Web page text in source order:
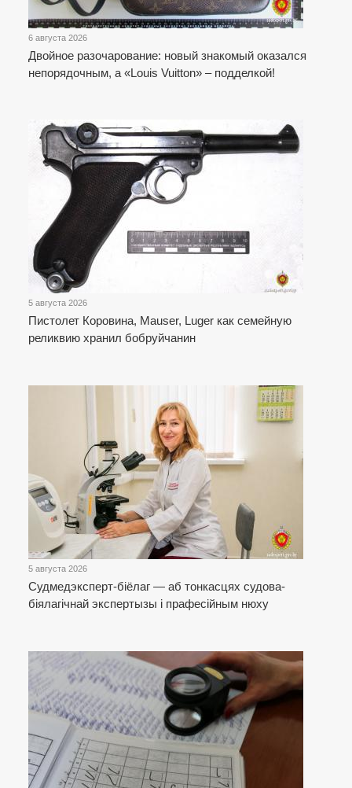
6 августа 2026
Двойное разочарование: новый знакомый оказался
непорядочным, а «Louis Vuitton» – подделкой!
5 августа 2026
Пистолет Коровина, Mauser, Luger как семейную
реликвию хранил бобруйчанин
5 августа 2026
Cудмедэксперт-біёлаг — аб тонкасцях судова-
біялагічнай экспертызы і прафесійным нюху